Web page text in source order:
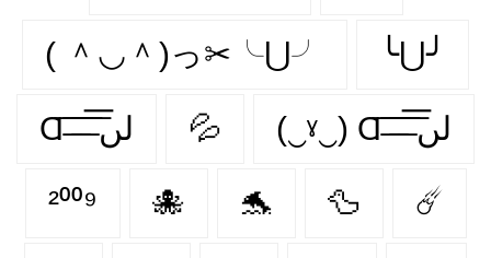
( ＾◡＾)っ✂╰⋃╯ ╰⋃╯
Ɑ͞ ̶͞ ̶͞ ̶͞ لں͞ 💦 (‿ˠ‿) Ɑ͞ ̶͞ ̶͞ ̶͞ لں͞
²⁰⁰⁹ 🐙 🐬 🦆 ☄️